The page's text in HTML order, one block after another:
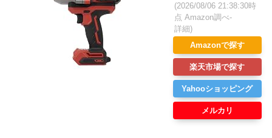
(2026/08/06 21:38:30時
点 Amazon調べ-
詳細)
Amazonで探す
楽天市場で探す
Yahooショッピング
メルカリ